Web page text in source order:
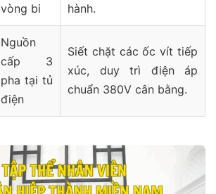
vòng bi
hành.
Nguồn
cấp 3
pha tại tủ
điện
Siết chặt các ốc vít tiếp
xúc, duy trì điện áp
chuẩn 380V cân bằng.